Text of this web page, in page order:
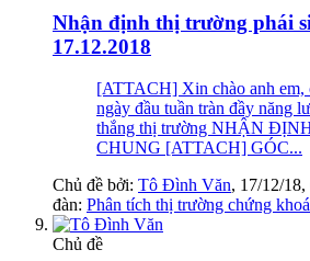
Nhận định thị trường phái
17.12.2018
[ATTACH] Xin chào anh em,
ngày đầu tuần tràn đầy năng
thắng thị trường NHẬN
CHUNG [ATTACH] GÓC...
Chủ đề bởi: Tô Đình Văn, 17/12/18,
đàn: Phân tích thị trường chứng
Chủ đề